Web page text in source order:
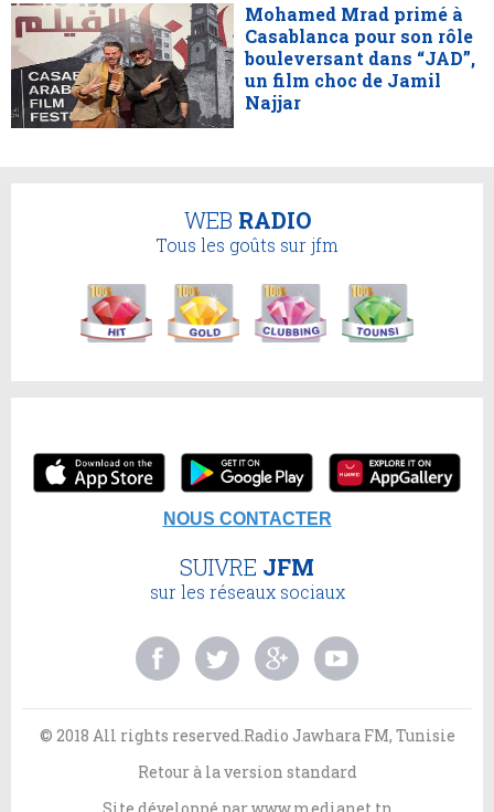
Mohamed Mrad primé à
Casablanca pour son rôle
bouleversant dans “JAD”,
un film choc de Jamil
Najjar
WEB RADIO
Tous les goûts sur jfm
NOUS CONTACTER
SUIVRE JFM
sur les réseaux sociaux
© 2018 All rights reserved.Radio Jawhara FM, Tunisie
Retour à la version standard